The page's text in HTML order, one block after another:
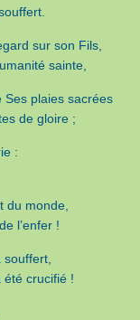
sur son Fils,
sainte,
Ses plaies sacrées
de gloire ;
:
du monde,
l’enfer !
été crucifié !